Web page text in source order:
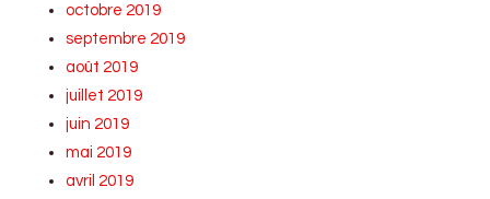
octobre 2019
septembre 2019
août 2019
juillet 2019
juin 2019
mai 2019
avril 2019